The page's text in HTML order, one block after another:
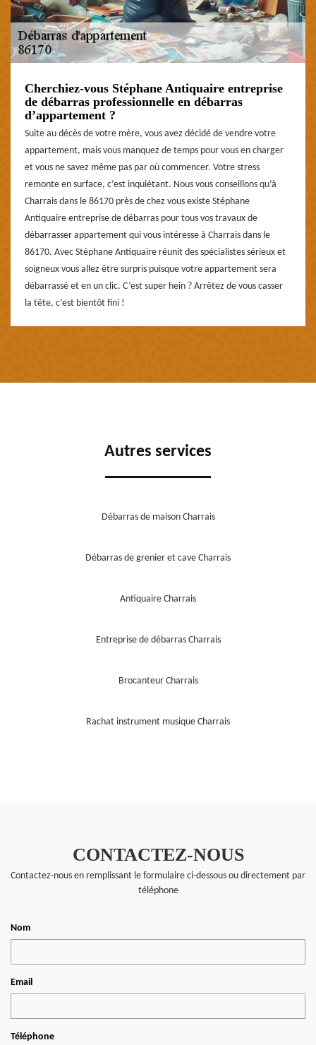
Cherchiez-vous Stéphane Antiquaire entreprise
de débarras professionnelle en débarras
d’appartement ?
Suite au décès de votre mère, vous avez décidé de vendre votre
appartement, mais vous manquez de temps pour vous en charger
et vous ne savez même pas par où commencer. Votre stress
remonte en surface, c’est inquiétant. Nous vous conseillons qu’à
Charrais dans le 86170 près de chez vous existe Stéphane
Antiquaire entreprise de débarras pour tous vos travaux de
débarrasser appartement qui vous intéresse à Charrais dans le
86170. Avec Stéphane Antiquaire réunit des spécialistes sérieux et
soigneux vous allez être surpris puisque votre appartement sera
débarrassé et en un clic. C’est super hein ? Arrêtez de vous casser
la tête, c’est bientôt fini !
Autres services
Débarras de maison Charrais
Débarras de grenier et cave Charrais
Antiquaire Charrais
Entreprise de débarras Charrais
Brocanteur Charrais
Rachat instrument musique Charrais
CONTACTEZ-NOUS
Contactez-nous en remplissant le formulaire ci-dessous ou directement par
téléphone
Nom
Email
Téléphone